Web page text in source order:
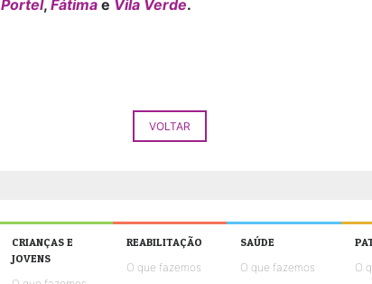
Portel, Fátima e Vila Verde.
VOLTAR
CRIANÇAS E
JOVENS
REABILITAÇÃO
O que fazemos
SAÚDE
O que fazemos
O